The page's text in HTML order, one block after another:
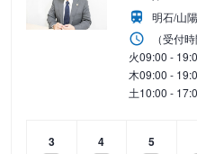
明石/山
（受付時
火09:00 -
木09:00 -
土10:00 -
3
4
5